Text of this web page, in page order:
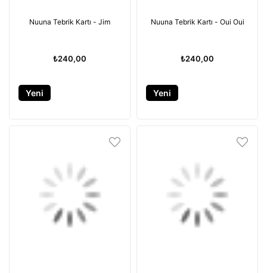
Nuuna Tebrik Kartı - Jim
₺240,00
Yeni
Nuuna Tebrik Kartı - Oui Oui
₺240,00
Yeni